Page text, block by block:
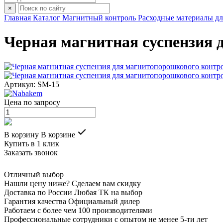
×
Главная Каталог Магнитный контроль Расходные материалы
Черная магнитная
Артикул: SM-15
Цена по запросу
В корзину В корзине
Купить в 1 клик
Заказать звонок
Отличный выбор
Нашли цену ниже? Сделаем вам скидку
Доставка по России Любая ТК на выбор
Гарантия качества Официальный дилер
Работаем с более чем 100 производителями
Профессиональные сотрудники с опытом не менее 5-ти лет